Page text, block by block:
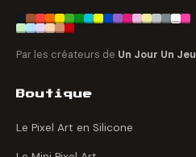
Par les créateurs de Un Jour Un Jeu
Boutique
Le Pixel Art en Silicone